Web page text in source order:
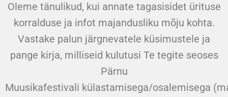
Oleme tänulikud, kui annate tagasisidet ürituse
korralduse ja infot majandusliku mõju kohta.
Vastake palun järgnevatele küsimustele ja
pange kirja, milliseid kulutusi Te tegite seoses
Pärnu
Muusikafestivali külastamisega/osalemisega